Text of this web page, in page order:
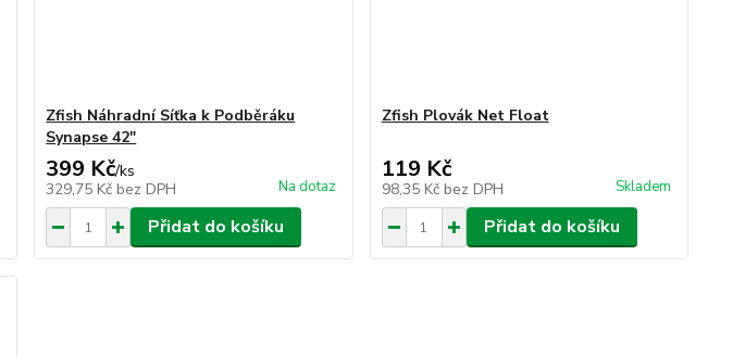
Zfish Náhradní Síťka k Podběráku
Synapse 42"
399 Kč/ks
329,75 Kč bez DPH Na dotaz
Přidat do košíku
Zfish Plovák Net Float
119 Kč
98,35 Kč bez DPH Skladem
Přidat do košíku